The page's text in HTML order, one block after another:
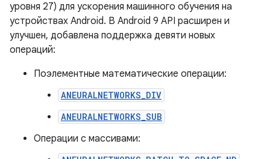
уровня 27) для ускорения машинного обучения на
устройствах Android. В Android 9 API расширен и
улучшен, добавлена поддержка девяти новых
операций:
Поэлементные математические операции:
ANEURALNETWORKS_DIV
ANEURALNETWORKS_SUB
Операции с массивами: